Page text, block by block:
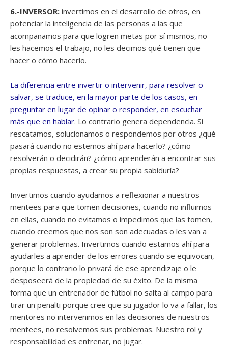
6.-INVERSOR: invertimos en el desarrollo de otros, en
potenciar la inteligencia de las personas a las que
acompañamos para que logren metas por sí mismos, no
les hacemos el trabajo, no les decimos qué tienen que
hacer o cómo hacerlo.
La diferencia entre invertir o intervenir, para resolver o
salvar, se traduce, en la mayor parte de los casos, en
preguntar en lugar de opinar o responder, en escuchar
más que en hablar. Lo contrario genera dependencia. Si
rescatamos, solucionamos o respondemos por otros ¿qué
pasará cuando no estemos ahí para hacerlo? ¿cómo
resolverán o decidirán? ¿cómo aprenderán a encontrar sus
propias respuestas, a crear su propia sabiduría?
Invertimos cuando ayudamos a reflexionar a nuestros
mentees para que tomen decisiones, cuando no influimos
en ellas, cuando no evitamos o impedimos que las tomen,
cuando creemos que nos son son adecuadas o les van a
generar problemas. Invertimos cuando estamos ahí para
ayudarles a aprender de los errores cuando se equivocan,
porque lo contrario lo privará de ese aprendizaje o le
desposeerá de la propiedad de su éxito. De la misma
forma que un entrenador de fútbol no salta al campo para
tirar un penalti porque cree que su jugador lo va a fallar, los
mentores no intervenimos en las decisiones de nuestros
mentees, no resolvemos sus problemas. Nuestro rol y
responsabilidad es entrenar, no jugar.